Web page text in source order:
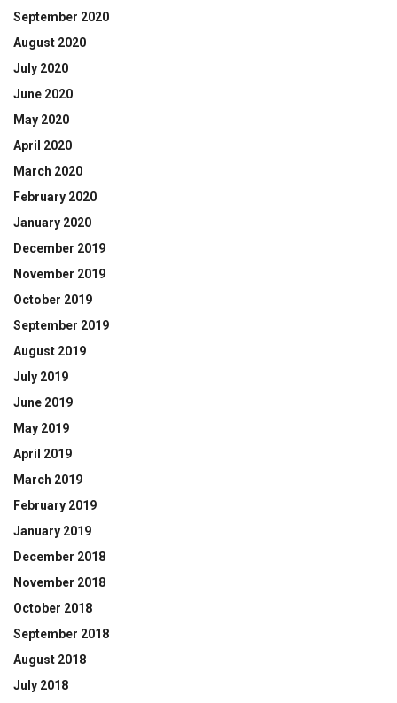
September 2020
August 2020
July 2020
June 2020
May 2020
April 2020
March 2020
February 2020
January 2020
December 2019
November 2019
October 2019
September 2019
August 2019
July 2019
June 2019
May 2019
April 2019
March 2019
February 2019
January 2019
December 2018
November 2018
October 2018
September 2018
August 2018
July 2018